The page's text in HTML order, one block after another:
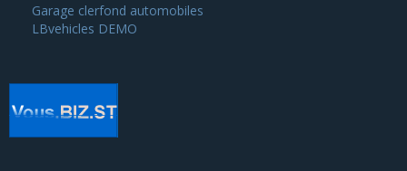
Garage clerfond automobiles
LBvehicles DEMO